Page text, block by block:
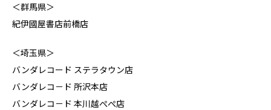
＜群馬県＞
紀伊國屋書店前橋店
＜埼玉県＞
バンダレコード ステラタウン店
バンダレコ－ド 所沢本店
バンダレコ－ド 本川越ぺぺ店